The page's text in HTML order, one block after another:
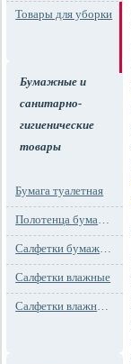
Товары для уборки
Бумажные и
санитарно-
гигиенические
товары
Бумага туалетная
Полотенца бумажные
Салфетки бумажные
Салфетки влажные
Салфетки влажные технического назначения